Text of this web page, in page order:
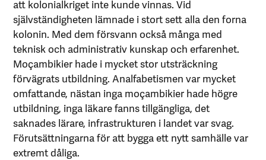
att kolonialkriget inte kunde vinnas. Vid
självständigheten lämnade i stort sett alla den forna
kolonin. Med dem försvann också många med
teknisk och administrativ kunskap och erfarenhet.
Moçambikier hade i mycket stor utsträckning
förvägrats utbildning. Analfabetismen var mycket
omfattande, nästan inga moçambikier hade högre
utbildning, inga läkare fanns tillgängliga, det
saknades lärare, infrastrukturen i landet var svag.
Förutsättningarna för att bygga ett nytt samhälle var
extremt dåliga.